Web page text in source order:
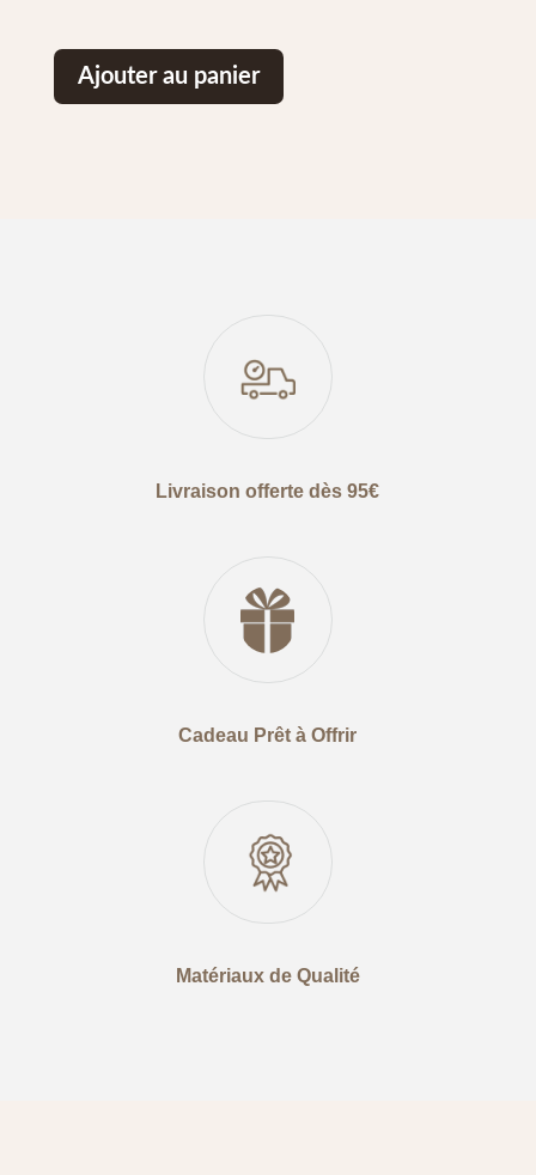
Ajouter au panier
Livraison offerte dès 95€
Cadeau Prêt à Offrir
Matériaux de Qualité